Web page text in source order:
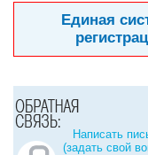
Единая
Написать
(задать свой